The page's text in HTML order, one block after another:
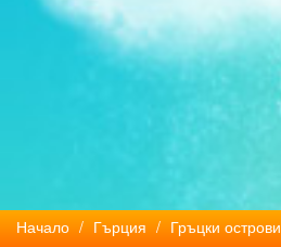
Начало / Гърция / Гръцки острови